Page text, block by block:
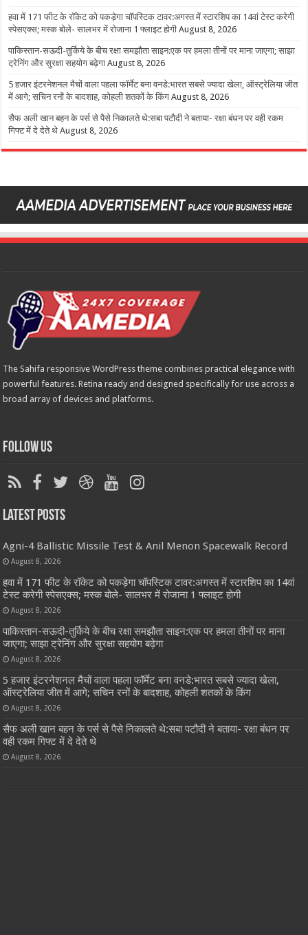
हवा में 171 फीट के रॉकेट को पकड़ेगा चॉपस्टिक टावर:अगस्त में स्टारशिप का 14वां टेस्ट करेगी
स्पेसएक्स; मस्क बोले- सालभर में रोजाना 1 फ्लाइट होगी August 8, 2026
पाकिस्तान-सऊदी-तुर्किये के बीच रक्षा समझौता साइन:एक पर हमला तीनों पर माना जाएगा; साझा
ट्रेनिंग और सुरक्षा सहयोग बढ़ेगा August 8, 2026
5 हजार इंटरनेशनल मैचों वाला पहला फॉर्मेट बना वनडे:भारत सबसे ज्यादा खेला, ऑस्ट्रेलिया जीत
में आगे; सचिन रनों के बादशाह, कोहली शतकों के किंग August 8, 2026
सैफ अली खान बहन के पर्स से पैसे निकालते थे:सबा पटौदी ने बताया- रक्षा बंधन पर वही रकम
गिफ्ट में दे देते थे August 8, 2026
The Sahifa responsive WordPress theme combines practical elegance with
powerful features. Retina ready and designed specifically for use across a
broad array of devices and platforms.
Follow Us
Latest Posts
Agni-4 Ballistic Missile Test & Anil Menon Spacewalk Record
August 8, 2026
हवा में 171 फीट के रॉकेट को पकड़ेगा चॉपस्टिक टावर:अगस्त में स्टारशिप का 14वां
टेस्ट करेगी स्पेसएक्स; मस्क बोले- सालभर में रोजाना 1 फ्लाइट होगी
August 8, 2026
पाकिस्तान-सऊदी-तुर्किये के बीच रक्षा समझौता साइन:एक पर हमला तीनों पर माना
जाएगा; साझा ट्रेनिंग और सुरक्षा सहयोग बढ़ेगा
August 8, 2026
5 हजार इंटरनेशनल मैचों वाला पहला फॉर्मेट बना वनडे:भारत सबसे ज्यादा खेला,
ऑस्ट्रेलिया जीत में आगे; सचिन रनों के बादशाह, कोहली शतकों के किंग
August 8, 2026
सैफ अली खान बहन के पर्स से पैसे निकालते थे:सबा पटौदी ने बताया- रक्षा बंधन पर
वही रकम गिफ्ट में दे देते थे
August 8, 2026